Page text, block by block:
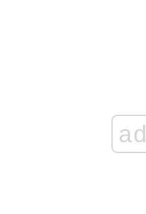
ad